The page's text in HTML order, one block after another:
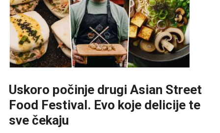
Uskoro počinje drugi Asian Street
Food Festival. Evo koje delicije te
sve čekaju